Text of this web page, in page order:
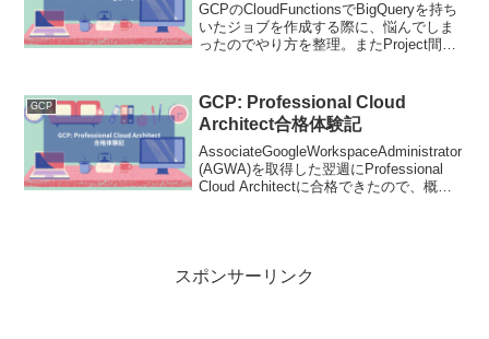
GCPのCloudFunctionsでBigQueryを持ち
いたジョブを作成する際に、悩んでしま
ったのでやり方を整理。またProject間を
スアカウントでの実行Cl...
GCP
GCP: Professional Cloud
Architect合格体験記
AssociateGoogleWorkspaceAdministrator
(AGWA)を取得した翌週にProfessional
Cloud Architectに合格できたので、概要
スポンサーリンク